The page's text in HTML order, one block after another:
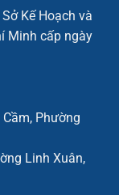
Kế Hoạch và
Minh cấp ngày
Phường
Linh Xuân,